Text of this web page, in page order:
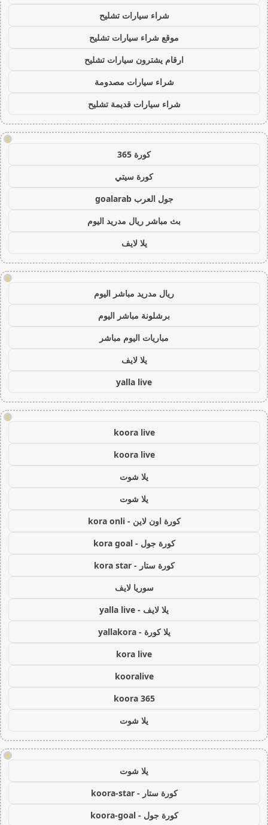
شراء سيارات تشليح
موقع شراء سيارات تشليح
ارقام يشترون سيارات تشليح
شراء سيارات مصدومة
شراء سيارات قديمة تشليح
!
كورة 365
كورة سيتي
جول العرب goalarab
بث مباشر ريال مدريد اليوم
يلا لايف
!
ريال مدريد مباشر اليوم
برشلونة مباشر اليوم
مباريات اليوم مباشر
يلا لايف
yalla live
!
koora live
koora live
يلا شوت
يلا شوت
كورة اون لاين - kora onli
كورة جول - kora goal
كورة ستار - kora star
سوريا لايف
يلا لايف - yalla live
يلا كورة - yallakora
kora live
kooralive
koora 365
يلا شوت
!
يلا شوت
كورة ستار - koora-star
كورة جول - koora-goal